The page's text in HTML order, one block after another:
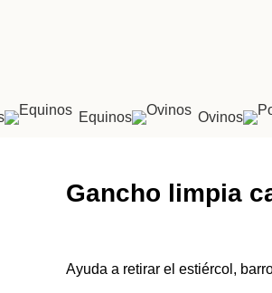
Equinos Ovinos
Gancho limpia
Ayuda a retirar el estiércol,